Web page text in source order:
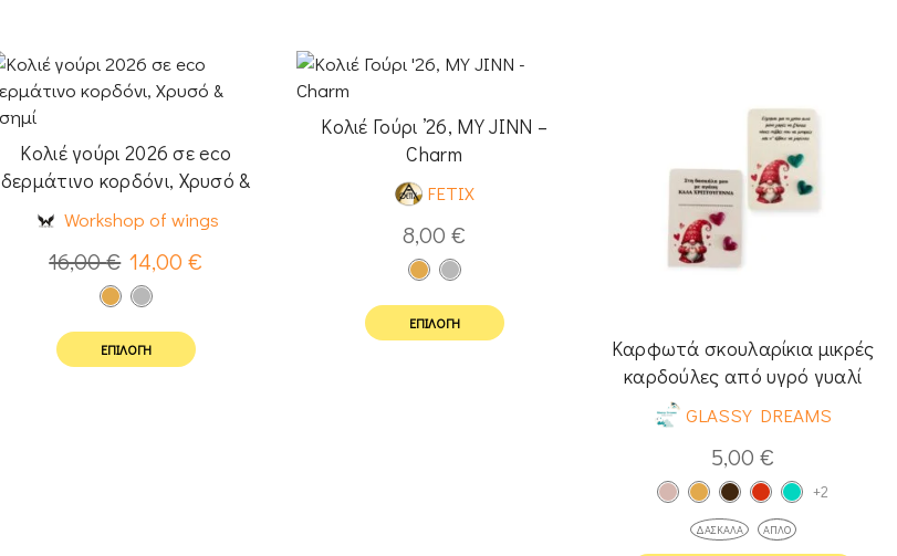
Κολιέ γούρι 2026 σε eco
δερμάτινο κορδόνι, Χρυσό &
Ασημί
Workshop of wings
16,00€ 14,00€
ΕΠΙΛΟΓΉ
Κολιέ Γούρι ’26, MY JINN –
Charm
FETIX
8,00€
ΕΠΙΛΟΓΉ
Καρφωτά σκουλαρίκια μικρές
καρδούλες από υγρό γυαλί
GLASSY DREAMS
5,00€
+2
ΔΑΣΚΆΛΑ ΑΠΛΌ